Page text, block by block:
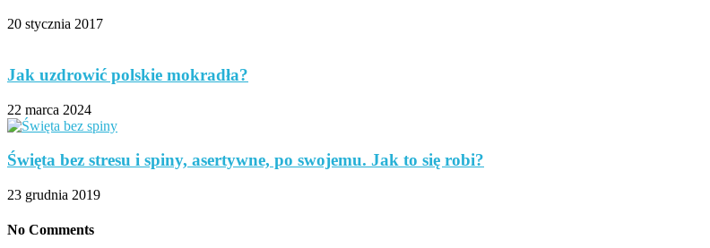
20 stycznia 2017
Jak uzdrowić polskie mokradła?
22 marca 2024
Święta bez stresu i spiny, asertywne, po swojemu. Jak to się robi?
23 grudnia 2019
No Comments